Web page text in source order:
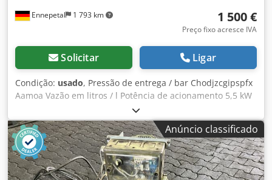
Ennepetal 1 793 km 1 500 €
Preço fixo acresce IVA
Solicitar Ligar
Condição: usado, Pressão de entrega / bar Chodjzcgipspfx
Aamoa Vazão em litros / l Potência de acionamento 5,5 kW
Bomba hidráulica com motor Dados técnicos (motor)
Fabricante: BROOK HANSEN Tipo: WU-DA132SJ-D Código:
A581502 rpm: 1450 Potência: 5,5 kW Dados técnicos
(bomba hidráulica) Fabricante: VICKERS Tipo: PV010A2R
Peso total: 190 kg
Anúncio classificado